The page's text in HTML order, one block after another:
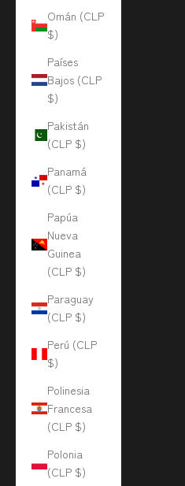
Omán (CLP
$)
Países
Bajos (CLP
$)
Pakistán
(CLP $)
Panamá
(CLP $)
Papúa
Nueva
Guinea
(CLP $)
Paraguay
(CLP $)
Perú (CLP
$)
Polinesia
Francesa
(CLP $)
Polonia
(CLP $)